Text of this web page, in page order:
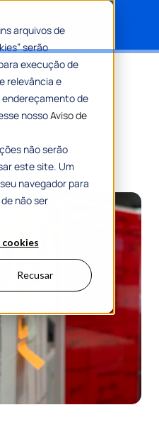
arquivos de
serão
execução de
relevância e
de
nossoAviso de
não serão
este site. Um
navegador para
não ser
cookies
Recusar
o setor
Outubro 2023